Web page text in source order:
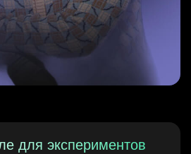
для экспериментов